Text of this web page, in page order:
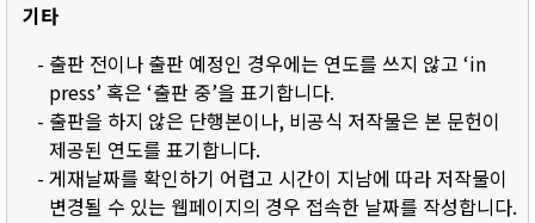
기타
- 출판 전이나 출판 예정인 경우에는 연도를 쓰지 않고 ‘in
press’ 혹은 ‘출판 중’을 표기합니다.
- 출판을 하지 않은 단행본이나, 비공식 저작물은 본 문헌이
제공된 연도를 표기합니다.
- 게재날짜를 확인하기 어렵고 시간이 지남에 따라 저작물이
변경될 수 있는 웹페이지의 경우 접속한 날짜를 작성합니다.